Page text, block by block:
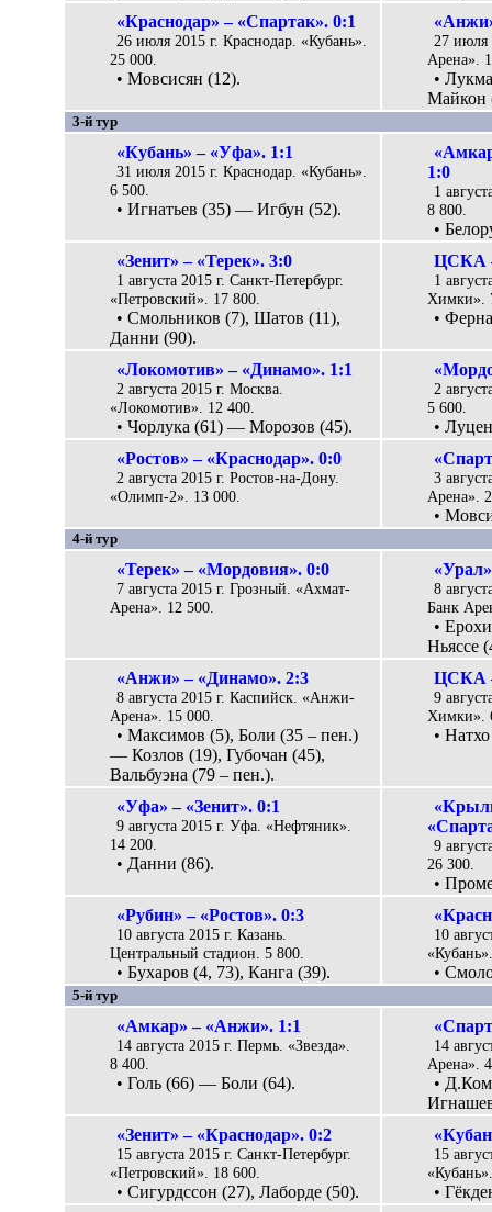
«Краснодар» – «Спартак». 0:1
26 июля 2015 г. Краснодар. «Кубань».
25 000.
• Мовсисян (12).
27
Арена».
•
Майкон
3-й тур
«Кубань» – «Уфа». 1:1
31 июля 2015 г. Краснодар. «Кубань».
6 500.
• Игнатьев (35) — Игбун (52).
1:0
1
8 800.
•
«Зенит» – «Терек». 3:0
1 августа 2015 г. Санкт-Петербург.
«Петровский». 17 800.
• Смольников (7), Шатов (11),
Данни (90).
ЦСКА
1
Химки».
•
«Локомотив» – «Динамо». 1:1
2 августа 2015 г. Москва.
«Локомотив». 12 400.
• Чорлука (61) — Морозов (45).
2
5 600.
•
«Ростов» – «Краснодар». 0:0
2 августа 2015 г. Ростов-на-Дону.
«Олимп-2». 13 000.
3
Арена».
•
4-й тур
«Терек» – «Мордовия». 0:0
7 августа 2015 г. Грозный. «Ахмат-
Арена». 12 500.
8
Банк
•
Ньяссе
«Анжи» – «Динамо». 2:3
8 августа 2015 г. Каспийск. «Анжи-
Арена». 15 000.
• Максимов (5), Боли (35 – пен.)
— Козлов (19), Губочан (45),
Вальбуэна (79 – пен.).
ЦСКА
9
Химки».
•
«Уфа» – «Зенит». 0:1
9 августа 2015 г. Уфа. «Нефтяник».
14 200.
• Данни (86).
9
26 300.
•
«Рубин» – «Ростов». 0:3
10 августа 2015 г. Казань.
Центральный стадион. 5 800.
• Бухаров (4, 73), Канга (39).
10
•
5-й тур
«Амкар» – «Анжи». 1:1
14 августа 2015 г. Пермь. «Звезда».
8 400.
• Голь (66) — Боли (64).
14
Арена».
•
«Зенит» – «Краснодар». 0:2
15 августа 2015 г. Санкт-Петербург.
«Петровский». 18 600.
• Сигурдссон (27), Лаборде (50).
15
•